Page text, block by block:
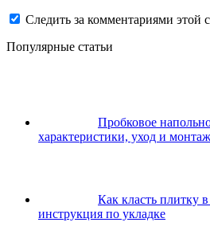
Следить за комментариями этой
Популярные статьи
Пробковое
характеристики, уход и монтаж
Как класть плитку
инструкция по укладке